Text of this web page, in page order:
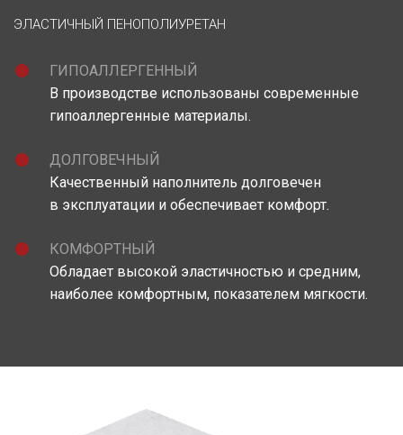
ЭЛАСТИЧНЫЙ ПЕНОПОЛИУРЕТАН
ГИПОАЛЛЕРГЕННЫЙ
В производстве использованы современные
гипоаллергенные материалы.
ДОЛГОВЕЧНЫЙ
Качественный наполнитель долговечен
в эксплуатации и обеспечивает комфорт.
КОМФОРТНЫЙ
Обладает высокой эластичностью и средним,
наиболее комфортным, показателем мягкости.